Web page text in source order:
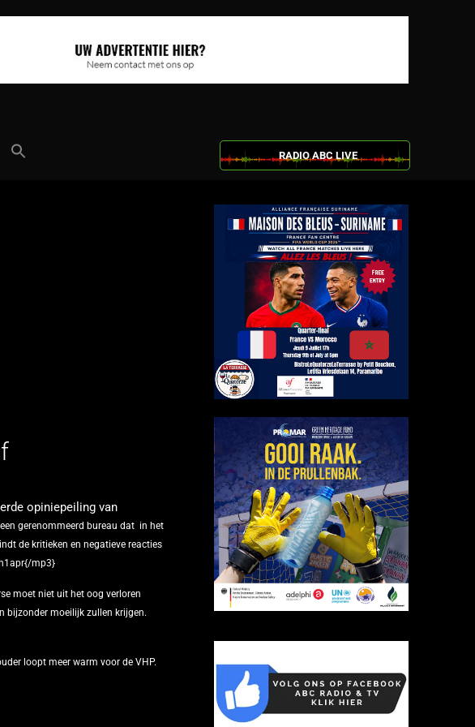
Search
for:
RADIO ABC LIVE
opiniepeiling van
gerenommeerd bureau dat in het
de kritieken en negatieve reacties
mp3}
moet niet uit het oog verloren
bijzonder moeilijk zullen krijgen.
loopt meer warm voor de VHP.